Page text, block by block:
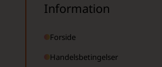
Information
Forside
Handelsbetingelser